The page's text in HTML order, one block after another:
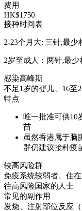
费用
HK$1750
接种时间表
2-23个月大: 三针,最少
2岁至成人：两针,最少
感染高峰期
不足1岁的婴儿、16至
特点
唯一批准可供10
苗
虽然香港属于脑
群仍建议接种疫
较高风险群
免疫系统较弱者、住
往高风险国家的人士
常见的副作用
发烧、注射部位反应